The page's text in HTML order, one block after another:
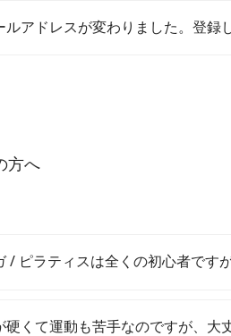
ルアドレスが変わりました。登録
方へ
/ ピラティスは全くの初心者です
硬くて運動も苦手なのですが、大